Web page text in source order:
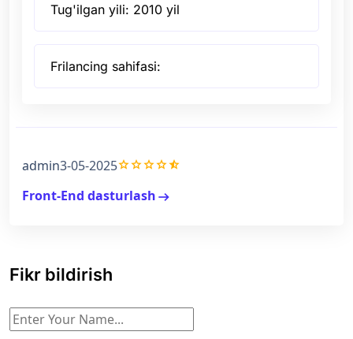
Tug'ilgan yili: 2010 yil
Frilancing sahifasi:
admin3-05-2025gradegradegradegradestar_half
Front-End dasturlasharrow_right_alt
Fikr bildirish